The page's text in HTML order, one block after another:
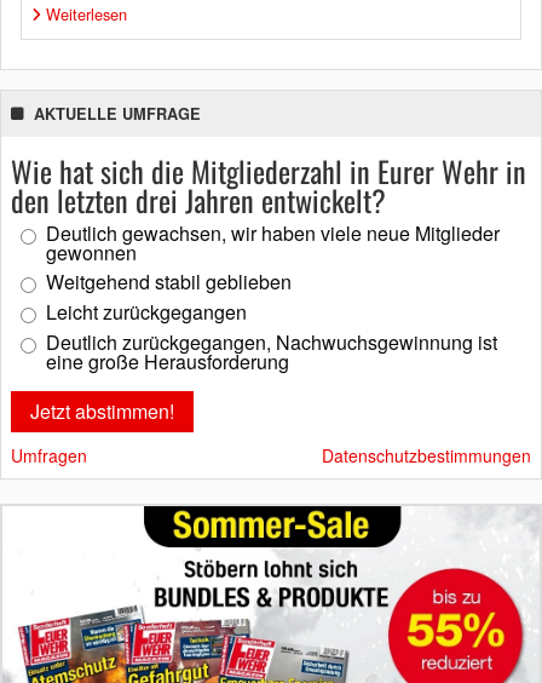
Weiterlesen
AKTUELLE UMFRAGE
Wie hat sich die Mitgliederzahl in Eurer Wehr in
den letzten drei Jahren entwickelt?
Deutlich gewachsen, wir haben viele neue Mitglieder
gewonnen
Weitgehend stabil geblieben
Leicht zurückgegangen
Deutlich zurückgegangen, Nachwuchsgewinnung ist
eine große Herausforderung
Umfragen Datenschutzbestimmungen